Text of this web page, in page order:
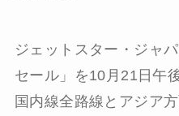
ジェットスター・ジャ
セール」を10月21日午
国内線全路線とアジア